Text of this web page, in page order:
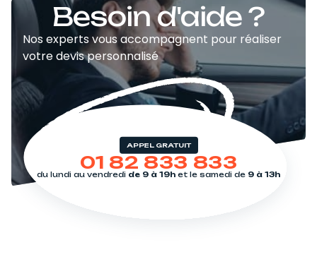
Besoin d'aide ?
Nos experts vous accompagnent pour réaliser
votre devis personnalisé
APPEL GRATUIT
01 82 833 833
du lundi au vendredi de 9 à 19h et le samedi de 9 à 13h